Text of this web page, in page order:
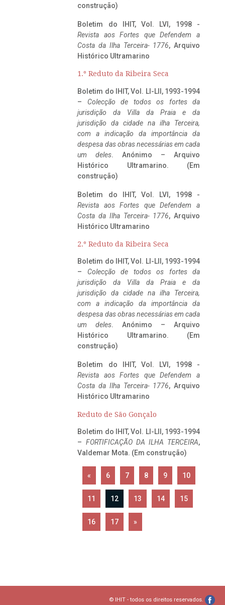
construção)
Boletim do IHIT, Vol. LVI, 1998 -
Revista aos Fortes que Defendem a
Costa da Ilha Terceira- 1776, Arquivo
Histórico Ultramarino
1.º Reduto da Ribeira Seca
Boletim do IHIT, Vol. LI-LII, 1993-1994
– Colecção de todos os fortes da
jurisdição da Villa da Praia e da
jurisdição da cidade na ilha Terceira,
com a indicação da importância da
despesa das obras necessárias em cada
um deles. Anónimo – Arquivo
Histórico Ultramarino. (Em
construção)
Boletim do IHIT, Vol. LVI, 1998 -
Revista aos Fortes que Defendem a
Costa da Ilha Terceira- 1776, Arquivo
Histórico Ultramarino
2.º Reduto da Ribeira Seca
Boletim do IHIT, Vol. LI-LII, 1993-1994
– Colecção de todos os fortes da
jurisdição da Villa da Praia e da
jurisdição da cidade na ilha Terceira,
com a indicação da importância da
despesa das obras necessárias em cada
um deles. Anónimo – Arquivo
Histórico Ultramarino. (Em
construção)
Boletim do IHIT, Vol. LVI, 1998 -
Revista aos Fortes que Defendem a
Costa da Ilha Terceira- 1776, Arquivo
Histórico Ultramarino
Reduto de São Gonçalo
Boletim do IHIT, Vol. LI-LII, 1993-1994
– FORTIFICAÇÃO DA ILHA TERCEIRA,
Valdemar Mota. (Em construção)
« 6 7 8 9 10
11 12 13 14 15
16 17 »
© IHIT - todos os direitos reservados.